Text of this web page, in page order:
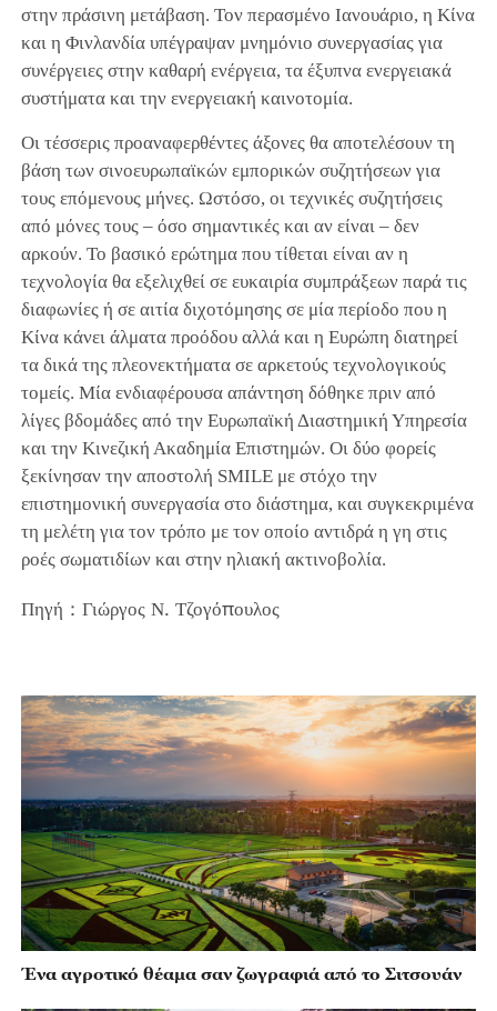
στην πράσινη μετάβαση. Τον περασμένο Ιανουάριο, η Κίνα
και η Φινλανδία υπέγραψαν μνημόνιο συνεργασίας για
συνέργειες στην καθαρή ενέργεια, τα έξυπνα ενεργειακά
συστήματα και την ενεργειακή καινοτομία.
Οι τέσσερις προαναφερθέντες άξονες θα αποτελέσουν τη
βάση των σινοευρωπαϊκών εμπορικών συζητήσεων για
τους επόμενους μήνες. Ωστόσο, οι τεχνικές συζητήσεις
από μόνες τους – όσο σημαντικές και αν είναι – δεν
αρκούν. Το βασικό ερώτημα που τίθεται είναι αν η
τεχνολογία θα εξελιχθεί σε ευκαιρία συμπράξεων παρά τις
διαφωνίες ή σε αιτία διχοτόμησης σε μία περίοδο που η
Κίνα κάνει άλματα προόδου αλλά και η Ευρώπη διατηρεί
τα δικά της πλεονεκτήματα σε αρκετούς τεχνολογικούς
τομείς. Μία ενδιαφέρουσα απάντηση δόθηκε πριν από
λίγες βδομάδες από την Ευρωπαϊκή Διαστημική Υπηρεσία
και την Κινεζική Ακαδημία Επιστημών. Οι δύο φορείς
ξεκίνησαν την αποστολή SMILE με στόχο την
επιστημονική συνεργασία στο διάστημα, και συγκεκριμένα
τη μελέτη για τον τρόπο με τον οποίο αντιδρά η γη στις
ροές σωματιδίων και στην ηλιακή ακτινοβολία.
Πηγή：Γιώργος Ν. Τζογόπουλος
Ένα αγροτικό θέαμα σαν ζωγραφιά από το Σιτσουάν